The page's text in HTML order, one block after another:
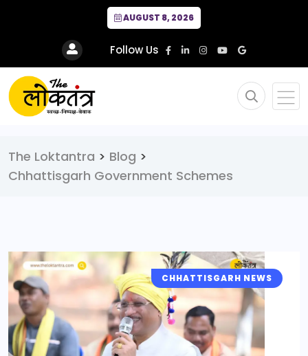
AUGUST 8, 2026
Follow Us
The Loktantra > Blog >
Chhattisgarh Government Schemes
CHHATTISGARH NEWS